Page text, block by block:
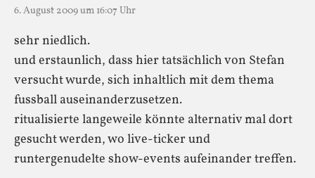
6. August 2009 um 16:07 Uhr
sehr niedlich.
und erstaunlich, dass hier tatsächlich von Stefan
versucht wurde, sich inhaltlich mit dem thema
fussball auseinanderzusetzen.
ritualisierte langeweile könnte alternativ mal dort
gesucht werden, wo live-ticker und
runtergenudelte show-events aufeinander treffen.